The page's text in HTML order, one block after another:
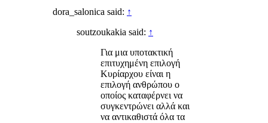
dora_salonica said: ↑
soutzoukakia said: ↑
Για μια υποτακτική
επιτυχημένη επιλογή
Κυρίαρχου είναι η
επιλογή ανθρώπου ο
οποίος καταφέρνει να
συγκεντρώνει αλλά και
να αντικαθιστά όλα τα